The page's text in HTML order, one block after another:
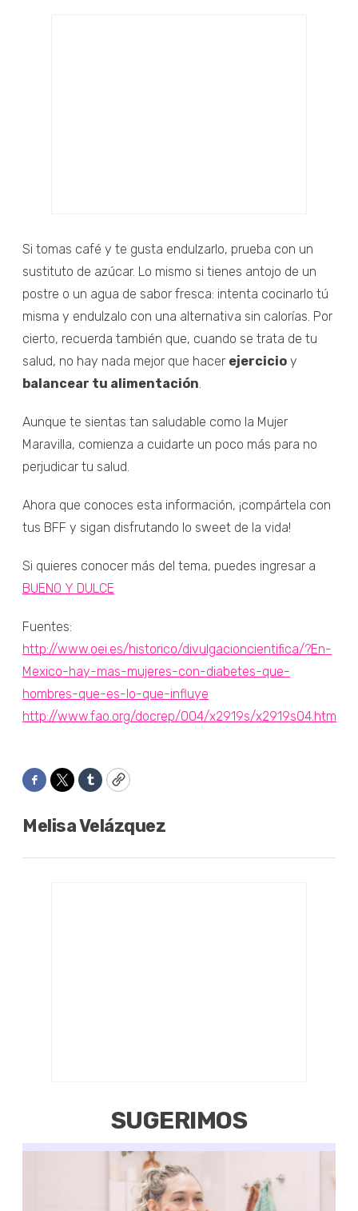
Si tomas café y te gusta endulzarlo, prueba con un
sustituto de azúcar. Lo mismo si tienes antojo de un
postre o un agua de sabor fresca: intenta cocinarlo tú
misma y endulzalo con una alternativa sin calorías. Por
cierto, recuerda también que, cuando se trata de tu
salud, no hay nada mejor que hacer ejercicio y
balancear tu alimentación
Aunque te sientas tan saludable como la Mujer
Maravilla, comienza a cuidarte un poco más para no
perjudicar tu salud.
Ahora que conoces esta información, ¡compártela con
tus BFF y sigan disfrutando lo sweet de la vida!
Si quieres conocer más del tema, puedes ingresar a
BUENO Y DULCE
Fuentes:
http://www.oei.es/historico/divulgacioncientifica/?En-
Mexico-hay-mas-mujeres-con-diabetes-que-
hombres-que-es-lo-que-influye
http://www.fao.org/docrep/004/x2919s/x2919s04.htm
Facebook
TwitterTumblrCopy
Melisa Velázquez
SUGERIMOS